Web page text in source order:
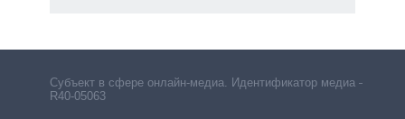
Субъект в сфере онлайн-медиа. Идентификатор медиа –
R40-05063